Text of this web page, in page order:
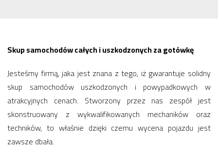
Skup samochodów całych i uszkodzonych za gotówkę
Jesteśmy firmą, jaka jest znana z tego, iż gwarantuje solidny
skup samochodów uszkodzonych i powypadkowych w
atrakcyjnych cenach. Stworzony przez nas zespół jest
skonstruowany z wykwalifikowanych mechaników oraz
techników, to właśnie dzięki czemu wycena pojazdu jest
zawsze dbała.